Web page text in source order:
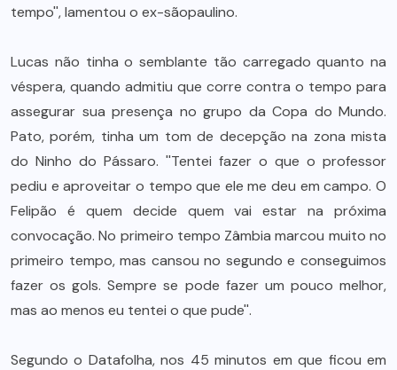
tempo'', lamentou o ex-sãopaulino.
Lucas não tinha o semblante tão carregado quanto na
véspera, quando admitiu que corre contra o tempo para
assegurar sua presença no grupo da Copa do Mundo.
Pato, porém, tinha um tom de decepção na zona mista
do Ninho do Pássaro. ''Tentei fazer o que o professor
pediu e aproveitar o tempo que ele me deu em campo. O
Felipão é quem decide quem vai estar na próxima
convocação. No primeiro tempo Zâmbia marcou muito no
primeiro tempo, mas cansou no segundo e conseguimos
fazer os gols. Sempre se pode fazer um pouco melhor,
mas ao menos eu tentei o que pude''.
Segundo o Datafolha, nos 45 minutos em que ficou em